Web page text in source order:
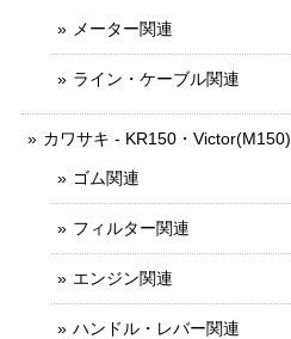
メーター関連
ライン・ケーブル関連
カワサキ - KR150・Victor(M150)
ゴム関連
フィルター関連
エンジン関連
ハンドル・レバー関連